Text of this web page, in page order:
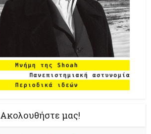
Ακολουθήστε μας!